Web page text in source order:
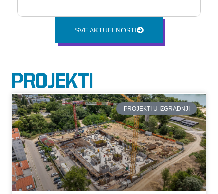
SVE AKTUELNOSTI
PROJEKTI
PROJEKTI U IZGRADNJI